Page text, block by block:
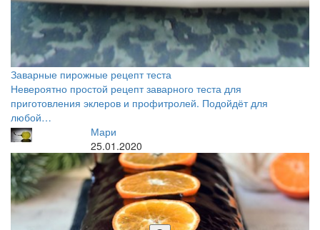
Заварные пирожные рецепт теста
Невероятно простой рецепт заварного теста для
приготовления эклеров и профитролей. Подойдёт для
любой…
Мари
25.01.2020